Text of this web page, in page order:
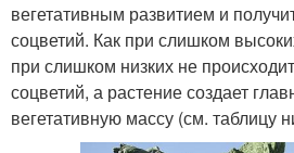
вегетативным развитием и
соцветий. Как при слишком
при слишком низких не
соцветий, а растение создает
вегетативную массу (см. таблицу